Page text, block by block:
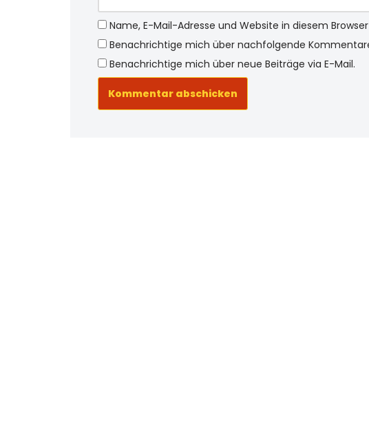
Name, E-Mail-Adresse und Website in diesem
Benachrichtige mich über nachfolgende
Benachrichtige mich über neue Beiträge via E-Mail.